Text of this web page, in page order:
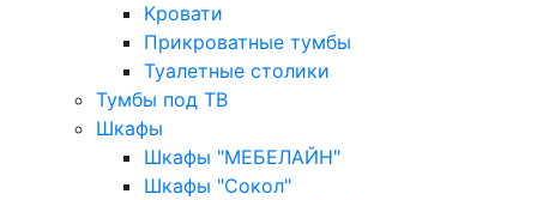
Кровати
Прикроватные тумбы
Туалетные столики
Тумбы под ТВ
Шкафы
Шкафы "МЕБЕЛАЙН"
Шкафы "Сокол"